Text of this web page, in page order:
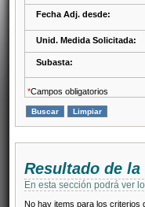
Fecha Adj. desde:
Unid. Medida Solicitada:
Subasta:
*Campos obligatorios
Resultado de la
En esta sección podrá ver
No hay items para los criterios